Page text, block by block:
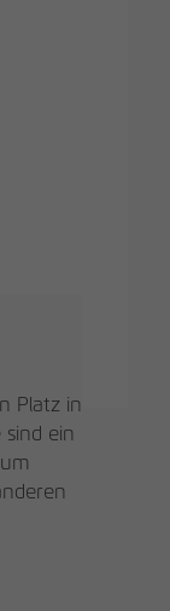
Platz in
sind ein